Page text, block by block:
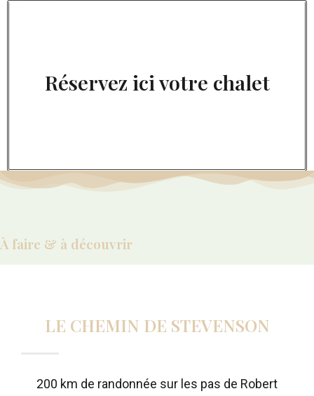
Réservez ici votre chalet
À faire & à découvrir
LE CHEMIN DE STEVENSON
200 km de randonnée sur les pas de Robert